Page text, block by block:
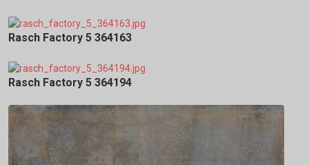
Rasch Factory 5 364163
Rasch Factory 5 364194